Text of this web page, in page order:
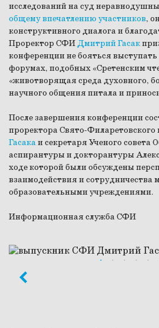
исследований на суд
общему впечатлению участников,
конструктивного диалога и
Проректор СФИДмитрий Гасак
конференции не бояться
форумах, подобных «Сретенским
«животворящая среда духовного,
научного общения питала и
После завершения конференции
проректора Свято-Филаретовского
Гасакаи секретаря Ученого совета
аспирантуры и докторантуры
ходе которой были обсуждены
взаимодействия и сотрудничества
образовательными учреждениями.
Информационная служба СФИ